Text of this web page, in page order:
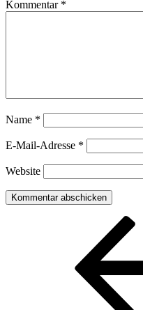
Kommentar *
Name *
E-Mail-Adresse *
Website
Beitragsnavigation